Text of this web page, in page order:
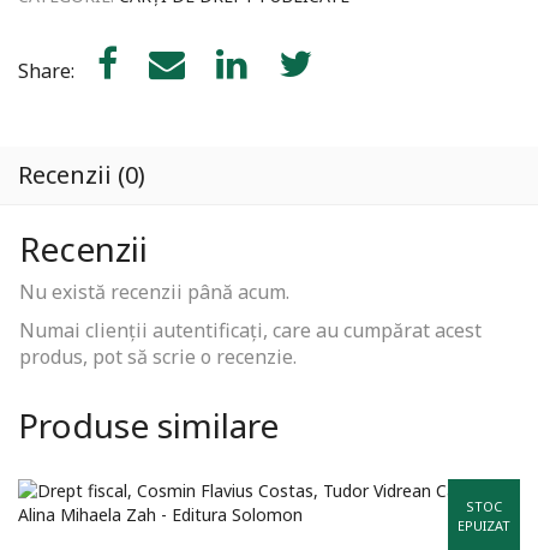
Share:
Recenzii (0)
Recenzii
Nu există recenzii până acum.
Numai clienții autentificați, care au cumpărat acest
produs, pot să scrie o recenzie.
Produse similare
STOC
EPUIZAT